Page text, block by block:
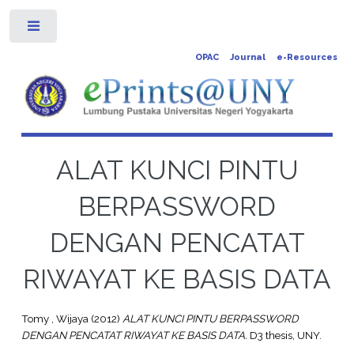
OPAC Journal e-Resources
ALAT KUNCI PINTU
BERPASSWORD
DENGAN PENCATAT
RIWAYAT KE BASIS DATA
Tomy , Wijaya(2012) ALAT KUNCI PINTU BERPASSWORD
DENGAN PENCATAT RIWAYAT KE BASIS DATA. D3 thesis, UNY.